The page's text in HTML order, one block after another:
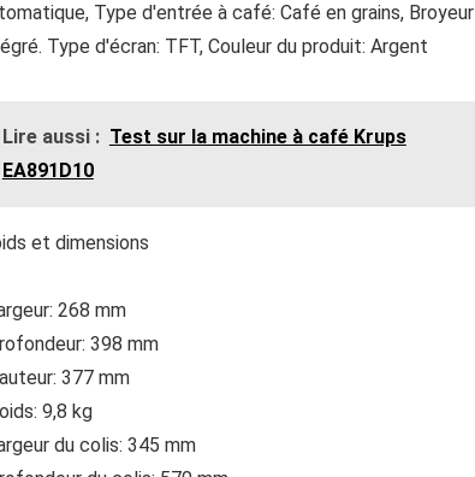
Type d'entrée à café: Café en grains, Broyeur
Type d'écran: TFT, Couleur du produit: Argent
Lire aussi : Test sur la machine à café Krups
EA891D10
et dimensions
268 mm
398 mm
377 mm
9,8 kg
du colis: 345 mm